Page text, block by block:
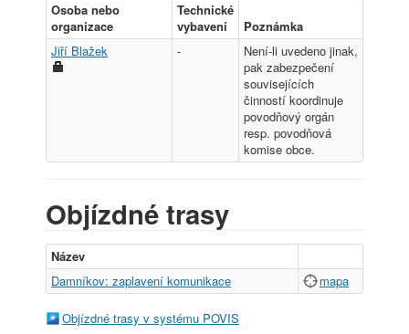
Osoba nebo
organizace
Technické
vybavení
Poznámka
Jiří Blažek
-
Není-li uvedeno jinak,
pak zabezpečení
souvisejících
činností koordinuje
povodňový orgán
resp. povodňová
komise obce.
Objízdné trasy
Název
Damníkov: zaplavení komunikace
mapa
Objízdné trasy v systému POVIS